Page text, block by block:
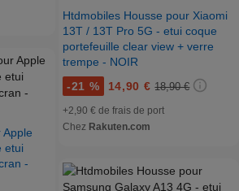
Apple
etui
-
Htdmobiles Housse pour Xiaomi
13T / 13T Pro 5G - etui coque
portefeuille clear view + verre
trempe - NOIR
-21 % 14,90 € 18,90 €
+2,90 € de frais de port
Chez Rakuten.com